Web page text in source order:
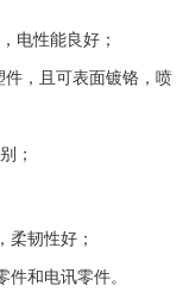
电性能良好；
，且可表面镀铬，喷
；
柔韧性好；
件和电讯零件。